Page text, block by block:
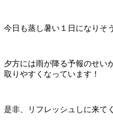
今日も蒸し暑い１日になりそ
夕方には雨が降る予報のせい
取りやすくなっています！
是非、リフレッシュしに来て